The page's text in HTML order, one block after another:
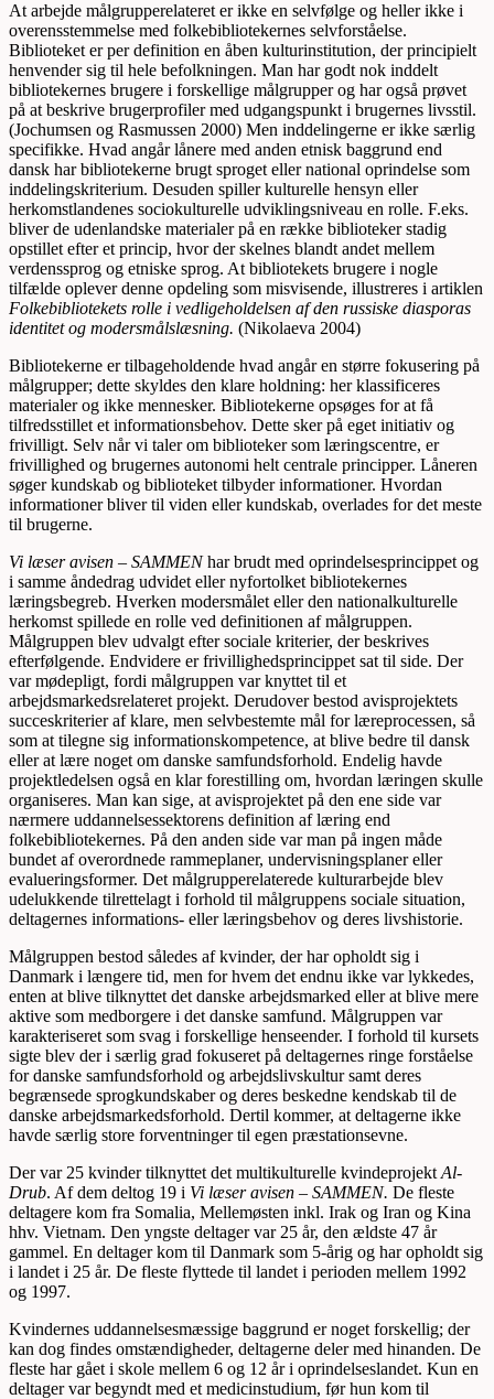
At arbejde målgrupperelateret er ikke en selvfølge og heller ikke i
overensstemmelse med folkebibliotekernes selvforståelse.
Biblioteket er per definition en åben kulturinstitution, der principielt
henvender sig til hele befolkningen. Man har godt nok inddelt
bibliotekernes brugere i forskellige målgrupper og har også prøvet
på at beskrive brugerprofiler med udgangspunkt i brugernes livsstil.
(Jochumsen og Rasmussen 2000) Men inddelingerne er ikke særlig
specifikke. Hvad angår lånere med anden etnisk baggrund end
dansk har bibliotekerne brugt sproget eller national oprindelse som
inddelingskriterium. Desuden spiller kulturelle hensyn eller
herkomstlandenes sociokulturelle udviklingsniveau en rolle. F.eks.
bliver de udenlandske materialer på en række biblioteker stadig
opstillet efter et princip, hvor der skelnes blandt andet mellem
verdenssprog og etniske sprog. At bibliotekets brugere i nogle
tilfælde oplever denne opdeling som misvisende, illustreres i artiklen
Folkebibliotekets rolle i vedligeholdelsen af den russiske diasporas
identitet og modersmålslæsning. (Nikolaeva 2004)
Bibliotekerne er tilbageholdende hvad angår en større fokusering på
målgrupper; dette skyldes den klare holdning: her klassificeres
materialer og ikke mennesker. Bibliotekerne opsøges for at få
tilfredsstillet et informationsbehov. Dette sker på eget initiativ og
frivilligt. Selv når vi taler om biblioteker som læringscentre, er
frivillighed og brugernes autonomi helt centrale principper. Låneren
søger kundskab og biblioteket tilbyder informationer. Hvordan
informationer bliver til viden eller kundskab, overlades for det meste
til brugerne.
Vi læser avisen – SAMMENhar brudt med oprindelsesprincippet og
i samme åndedrag udvidet eller nyfortolket bibliotekernes
læringsbegreb. Hverken modersmålet eller den nationalkulturelle
herkomst spillede en rolle ved definitionen af målgruppen.
Målgruppen blev udvalgt efter sociale kriterier, der beskrives
efterfølgende. Endvidere er frivillighedsprincippet sat til side. Der
var mødepligt, fordi målgruppen var knyttet til et
arbejdsmarkedsrelateret projekt. Derudover bestod avisprojektets
succeskriterier af klare, men selvbestemte mål for læreprocessen, så
som at tilegne sig informationskompetence, at blive bedre til dansk
eller at lære noget om danske samfundsforhold. Endelig havde
projektledelsen også en klar forestilling om, hvordan læringen skulle
organiseres. Man kan sige, at avisprojektet på den ene side var
nærmere uddannelsessektorens definition af læring end
folkebibliotekernes. På den anden side var man på ingen måde
bundet af overordnede rammeplaner, undervisningsplaner eller
evalueringsformer. Det målgrupperelaterede kulturarbejde blev
udelukkende tilrettelagt i forhold til målgruppens sociale situation,
deltagernes informations- eller læringsbehov og deres livshistorie.
Målgruppen bestod således af kvinder, der har opholdt sig i
Danmark i længere tid, men for hvem det endnu ikke var lykkedes,
enten at blive tilknyttet det danske arbejdsmarked eller at blive mere
aktive som medborgere i det danske samfund. Målgruppen var
karakteriseret som svag i forskellige henseender. I forhold til kursets
sigte blev der i særlig grad fokuseret på deltagernes ringe forståelse
for danske samfundsforhold og arbejdslivskultur samt deres
begrænsede sprogkundskaber og deres beskedne kendskab til de
danske arbejdsmarkedsforhold. Dertil kommer, at deltagerne ikke
havde særlig store forventninger til egen præstationsevne.
Der var 25 kvinder tilknyttet det multikulturelle kvindeprojekt Al-
Drub. Af dem deltog 19 i Vi læser avisen – SAMMEN. De fleste
deltagere kom fra Somalia, Mellemøsten inkl. Irak og Iran og Kina
hhv. Vietnam. Den yngste deltager var 25 år, den ældste 47 år
gammel. En deltager kom til Danmark som 5-årig og har opholdt sig
i landet i 25 år. De fleste flyttede til landet i perioden mellem 1992
og 1997.
Kvindernes uddannelsesmæssige baggrund er noget forskellig; der
kan dog findes omstændigheder, deltagerne deler med hinanden. De
fleste har gået i skole mellem 6 og 12 år i oprindelseslandet. Kun en
deltager var begyndt med et medicinstudium, før hun kom til